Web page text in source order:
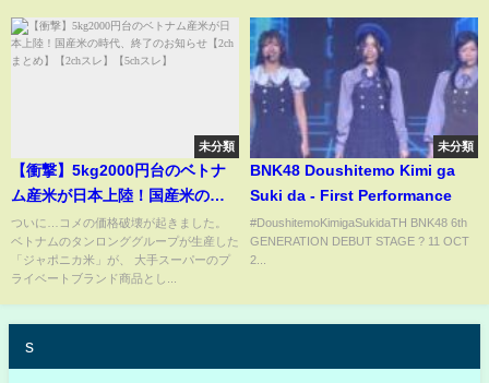
未分類
【衝撃】5kg2000円台のベトナ
ム産米が日本上陸！国産米の時
代、終了のお知らせ【2chまと
め】【2chスレ】【5chスレ】
ついに…コメの価格破壊が起きました。
ベトナムのタンロンググループが生産した
「ジャポニカ米」が、 大手スーパーのプ
ライベートブランド商品とし...
未分類
BNK48 Doushitemo Kimi ga
Suki da - First Performance
#DoushitemoKimigaSukidaTH BNK48 6th
GENERATION DEBUT STAGE ?️ 11 OCT
2...
s